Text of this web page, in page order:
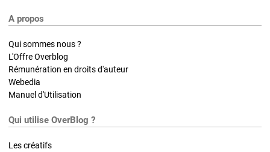
A propos
Qui sommes nous ?
L'Offre Overblog
Rémunération en droits d'auteur
Webedia
Manuel d'Utilisation
Qui utilise OverBlog ?
Les créatifs